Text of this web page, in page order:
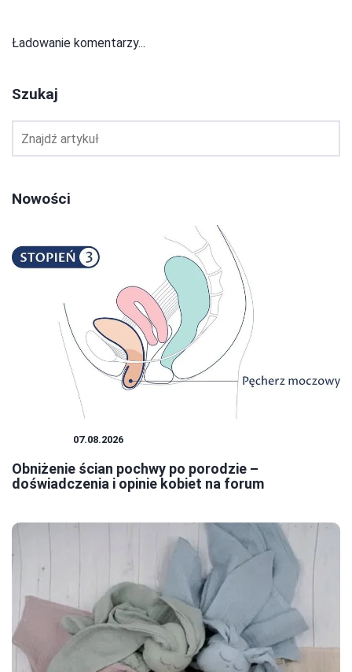
Ładowanie komentarzy...
Szukaj
Nowości
07.08.2026
Obniżenie ścian pochwy po porodzie –
doświadczenia i opinie kobiet na forum